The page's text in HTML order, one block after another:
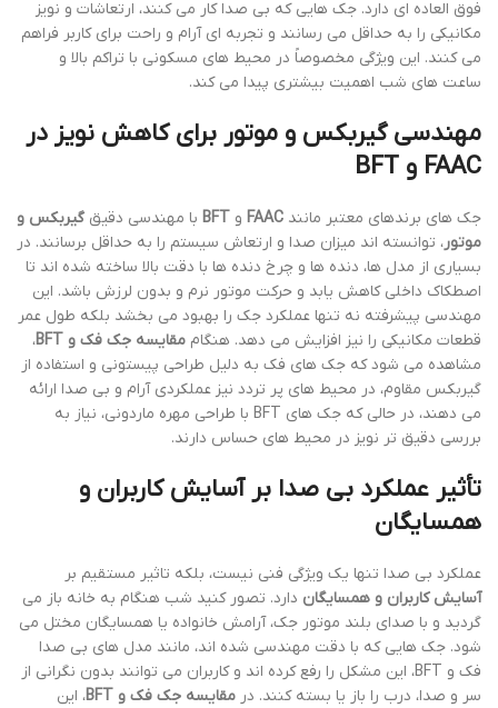
فوق العاده ای دارد. جک هایی که بی صدا کار می کنند، ارتعاشات و نویز
مکانیکی را به حداقل می رسانند و تجربه ای آرام و راحت برای کاربر فراهم
می کنند. این ویژگی مخصوصاً در محیط های مسکونی با تراکم بالا و
ساعت های شب اهمیت بیشتری پیدا می کند.
مهندسی گیربکس و موتور برای کاهش نویز در
FAAC و BFT
جک های برندهای معتبر مانند FAAC و BFT با مهندسی دقیق گیربکس و
موتور، توانسته اند میزان صدا و ارتعاش سیستم را به حداقل برسانند. در
بسیاری از مدل ها، دنده ها و چرخ دنده ها با دقت بالا ساخته شده اند تا
اصطکاک داخلی کاهش یابد و حرکت موتور نرم و بدون لرزش باشد. این
مهندسی پیشرفته نه تنها عملکرد جک را بهبود می بخشد بلکه طول عمر
قطعات مکانیکی را نیز افزایش می دهد. هنگام مقایسه جک فک و BFT
،
مشاهده می شود که جک های فک به دلیل طراحی پیستونی و استفاده از
گیربکس مقاوم، در محیط های پر تردد نیز عملکردی آرام و بی صدا ارائه
می دهند، در حالی که جک های BFT با طراحی مهره ماردونی، نیاز به
بررسی دقیق تر نویز در محیط های حساس دارند.
تأثیر عملکرد بی صدا بر آسایش کاربران و
همسایگان
عملکرد بی صدا تنها یک ویژگی فنی نیست، بلکه تاثیر مستقیم بر
آسایش کاربران و همسایگان دارد. تصور کنید شب هنگام به خانه باز می
گردید و با صدای بلند موتور جک، آرامش خانواده یا همسایگان مختل می
شود. جک هایی که با دقت مهندسی شده اند، مانند مدل های بی صدا
فک و BFT، این مشکل را رفع کرده اند و کاربران می توانند بدون نگرانی از
سر و صدا، درب را باز یا بسته کنند. در مقایسه جک فک و BFT
، این